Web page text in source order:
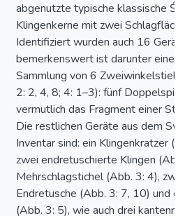
abgenutzte typische klassische
Klingenkerne mit zwei
Identifiziert wurden auch 16
bemerkenswert ist darunter eine
Sammlung von 6
2: 2, 4, 8; 4: 1–3): fünf
vermutlich das Fragment einer
Die restlichen Geräte aus dem
Inventar sind: ein Klingenkratzer
zwei endretuschierte Klingen
Mehrschlagstichel (Abb. 3: 4),
Endretusche (Abb. 3: 7, 10) und
(Abb. 3: 5), wie auch drei